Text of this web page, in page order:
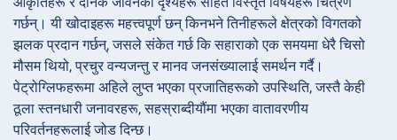
गर्छन्। यी खोदाइहरू महत्त्वपूर्ण छन् किनभने तिनीहरूले क्षेत्रको विगतको
झलक प्रदान गर्छन्, जसले संकेत गर्छ कि सहाराको एक समयमा धेरै चिसो
मौसम थियो, प्रचुर वन्यजन्तु र मानव जनसंख्यालाई समर्थन गर्दै।
पेट्रोग्लिफहरूमा अहिले लुप्त भएका प्रजातिहरूको उपस्थिति, जस्तै केही
ठूला स्तनधारी जनावरहरू, सहस्राब्दीयौंमा भएका वातावरणीय
परिवर्तनहरूलाई जोड दिन्छ।